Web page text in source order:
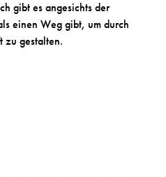
gibt es angesichts der
einen Weg gibt, um durch
zu gestalten.